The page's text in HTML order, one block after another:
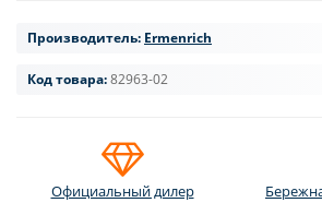
Производитель: Ermenrich
Код товара:82963-02
Официальный дилер